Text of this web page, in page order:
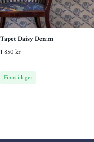
Tapet Daisy Denim
1 850 kr
Finns i lager